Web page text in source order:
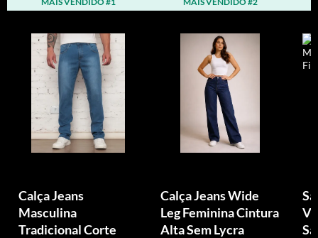
Calça Jeans
Masculina
Tradicional Corte
Calça Jeans Wide
Leg Feminina Cintura
Alta Sem Lycra